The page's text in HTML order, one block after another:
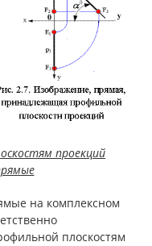
проекций
на комплексном
плоскостям